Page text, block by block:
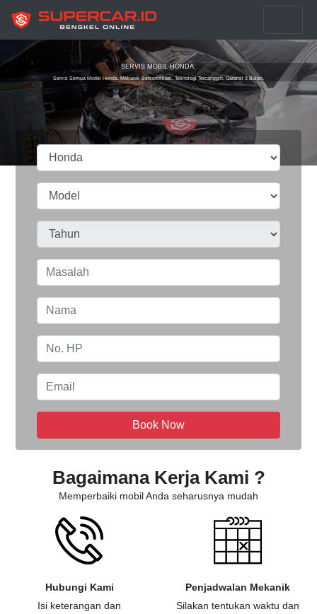
SERVIS MOBIL HONDA.
Servis Semua Model Honda. Mekanik Bersertifikasi. Teknologi Tercanggih. Garansi 3 Bulan.
Book Now
Bagaimana Kerja Kami ?
Memperbaiki mobil Anda seharusnya mudah
Hubungi Kami
Isi keterangan dan
Penjadwalan Mekanik
Silakan tentukan waktu dan